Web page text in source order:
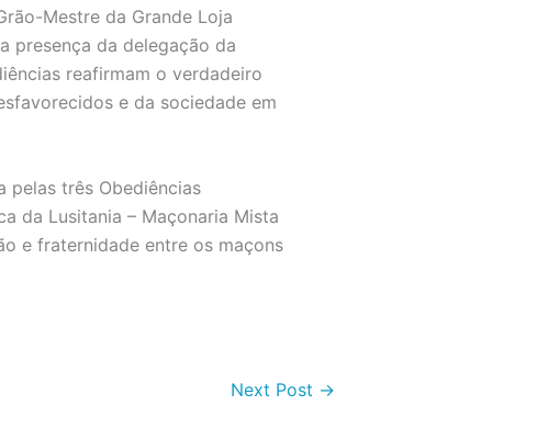
Mestre da Grande Loja
presença da delegação da
reafirmam o verdadeiro
e da sociedade em
pelas três Obediências
da Lusitania – Maçonaria Mista
e fraternidade entre os maçons
Next Post →